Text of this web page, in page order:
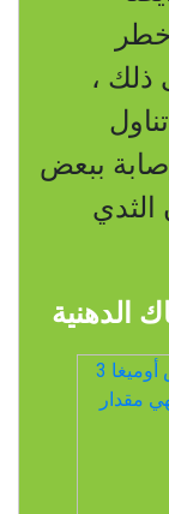
ذلك ،
ببعض
الدهنية